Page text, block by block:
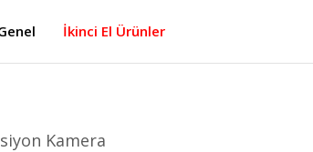
İkinci El Ürünler
Kamera